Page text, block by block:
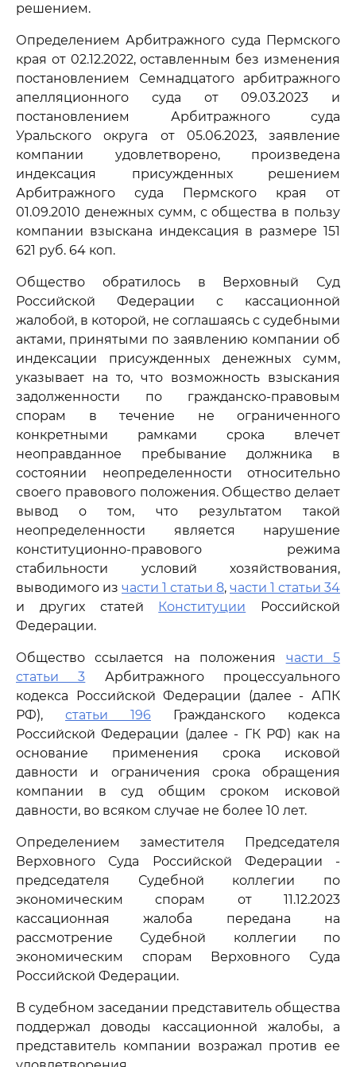
решением.
Определением Арбитражного суда Пермского
края от 02.12.2022, оставленным без изменения
постановлением Семнадцатого арбитражного
апелляционного суда от 09.03.2023 и
постановлением Арбитражного суда
Уральского округа от 05.06.2023, заявление
компании удовлетворено, произведена
индексация присужденных решением
Арбитражного суда Пермского края от
01.09.2010 денежных сумм, с общества в пользу
компании взыскана индексация в размере 151
621 руб. 64 коп.
Общество обратилось в Верховный Суд
Российской Федерации с кассационной
жалобой, в которой, не соглашаясь с судебными
актами, принятыми по заявлению компании об
индексации присужденных денежных сумм,
указывает на то, что возможность взыскания
задолженности по гражданско-правовым
спорам в течение не ограниченного
конкретными рамками срока влечет
неоправданное пребывание должника в
состоянии неопределенности относительно
своего правового положения. Общество делает
вывод о том, что результатом такой
неопределенности является нарушение
конституционно-правового режима
стабильности условий хозяйствования,
выводимого из части 1 статьи 8, части 1 статьи 34
и других статей Конституции Российской
Федерации.
Общество ссылается на положения части 5
статьи 3 Арбитражного процессуального
кодекса Российской Федерации (далее - АПК
РФ), статьи 196 Гражданского кодекса
Российской Федерации (далее - ГК РФ) как на
основание применения срока исковой
давности и ограничения срока обращения
компании в суд общим сроком исковой
давности, во всяком случае не более 10 лет.
Определением заместителя Председателя
Верховного Суда Российской Федерации -
председателя Судебной коллегии по
экономическим спорам от 11.12.2023
кассационная жалоба передана на
рассмотрение Судебной коллегии по
экономическим спорам Верховного Суда
Российской Федерации.
В судебном заседании представитель общества
поддержал доводы кассационной жалобы, а
представитель компании возражал против ее